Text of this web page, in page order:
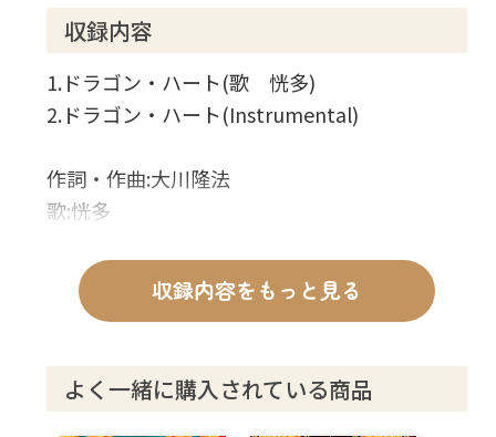
収録内容
1.ドラゴン・ハート(歌 恍多)
2.ドラゴン・ハート(Instrumental)
作詞・作曲:大川隆法
歌:恍多
収録内容をもっと見る
よく一緒に購入されている商品